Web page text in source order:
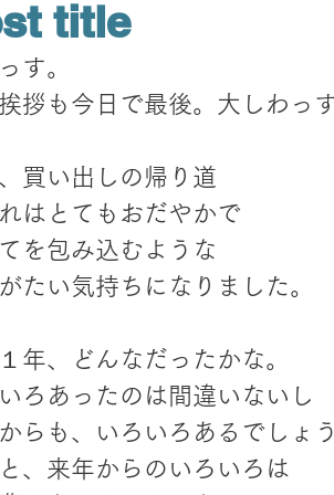
title
す。
拶も今日で最後。大しわっす
買い出しの帰り道
はとてもおだやかで
を包み込むような
たい気持ちになりました。
年、どんなだったかな。
ろあったのは間違いないし
らも、いろいろあるでしょう
、来年からのいろいろは